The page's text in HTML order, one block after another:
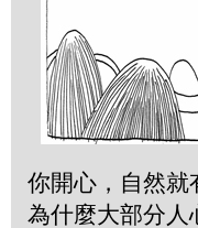
你開心，自然就
為什麼大部分人